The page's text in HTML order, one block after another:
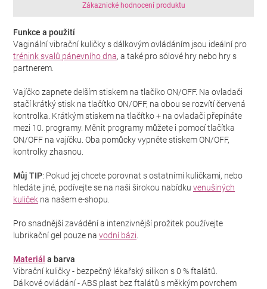
Zákaznické hodnocení produktu
Funkce a použití
Vaginální vibrační kuličky s dálkovým ovládáním jsou ideální pro
trénink svalů pánevního dna, a také pro sólové hry nebo hry s
partnerem.
Vajíčko zapnete delším stiskem na tlačíko ON/OFF. Na ovladači
stačí krátký stisk na tlačítko ON/OFF, na obou se rozvítí červená
kontrolka. Krátkým stiskem na tlačítko + na ovladači přepínáte
mezi 10. programy. Měnit programy můžete i pomocí tlačítka
ON/OFF na vajíčku. Oba pomůcky vypněte stiskem ON/OFF,
kontrolky zhasnou.
Můj TIP: Pokud jej chcete porovnat s ostatními kuličkami, nebo
hledáte jiné, podívejte se na naši širokou nabídku venušiných
kuliček na našem e-shopu.
Pro snadnější zavádění a intenzivnější prožitek používejte
lubrikační gel pouze na vodní bázi.
Materiál a barva
Vibrační kuličky - bezpečný lékařský silikon s 0 % ftalátů.
Dálkové ovládání - ABS plast bez ftalátů s měkkým povrchem